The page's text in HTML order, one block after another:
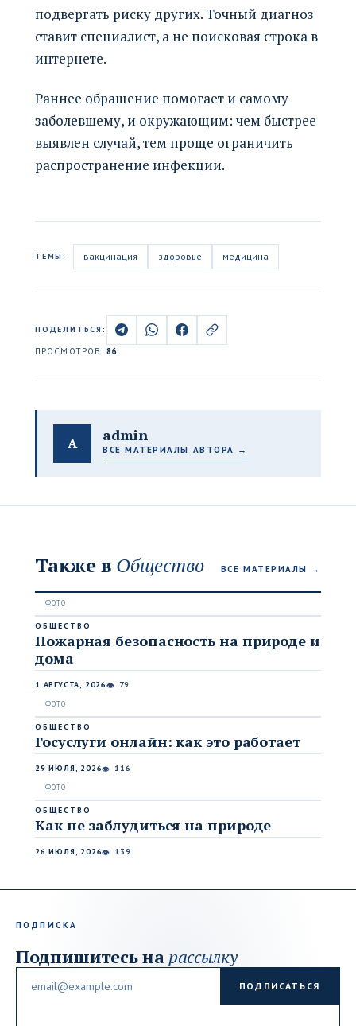
подвергать риску других. Точный диагноз
ставит специалист, а не поисковая строка в
интернете.
Раннее обращение помогает и самому
заболевшему, и окружающим: чем быстрее
выявлен случай, тем проще ограничить
распространение инфекции.
ТЕМЫ: вакцинация здоровье медицина
ПОДЕЛИТЬСЯ:
ПРОСМОТРОВ:86
A admin
ВСЕ МАТЕРИАЛЫ АВТОРА →
Также в Общество ВСЕ МАТЕРИАЛЫ →
ОБЩЕСТВО
Пожарная безопасность на природе и
дома
1 АВГУСТА, 2026👁 79
ОБЩЕСТВО
Госуслуги онлайн: как это работает
29 ИЮЛЯ, 2026👁 116
ОБЩЕСТВО
Как не заблудиться на природе
26 ИЮЛЯ, 2026👁 139
ПОДПИСКА
Подпишитесь на рассылку
ПОДПИСАТЬСЯ